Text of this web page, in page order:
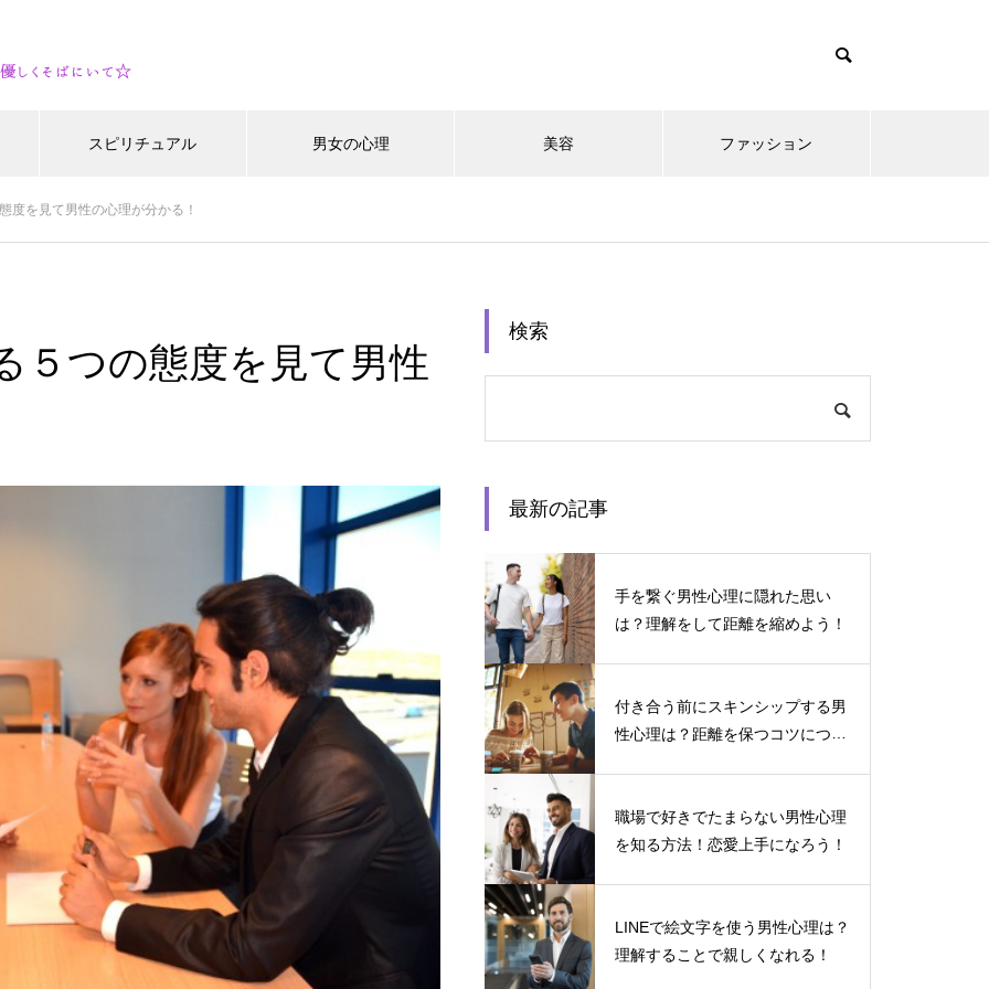
スピリチュアル 男女の心理 美容 ファッション
度を見て男性の心理が分かる！
５つの態度を見て男性
検索
最新の記事
手を繋ぐ男性心理に隠れた思い
は？理解をして距離を縮めよう！
付き合う前にスキンシップする男
性心理は？距離を保つコツについ
職場で好きでたまらない男性心理
を知る方法！恋愛上手になろう！
LINEで絵文字を使う男性心理は？
理解することで親しくなれる！